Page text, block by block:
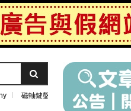
磁軸鍵盤